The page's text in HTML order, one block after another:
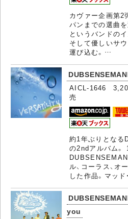
カヴァー企画第2
パンまでの選曲
というバンドの
そして優しいサ
運び込む。…
AICL-1646
売
約1年ぶりとな
の2ndアルバム。
ル、コーラス、オ
した作品。マッド
you